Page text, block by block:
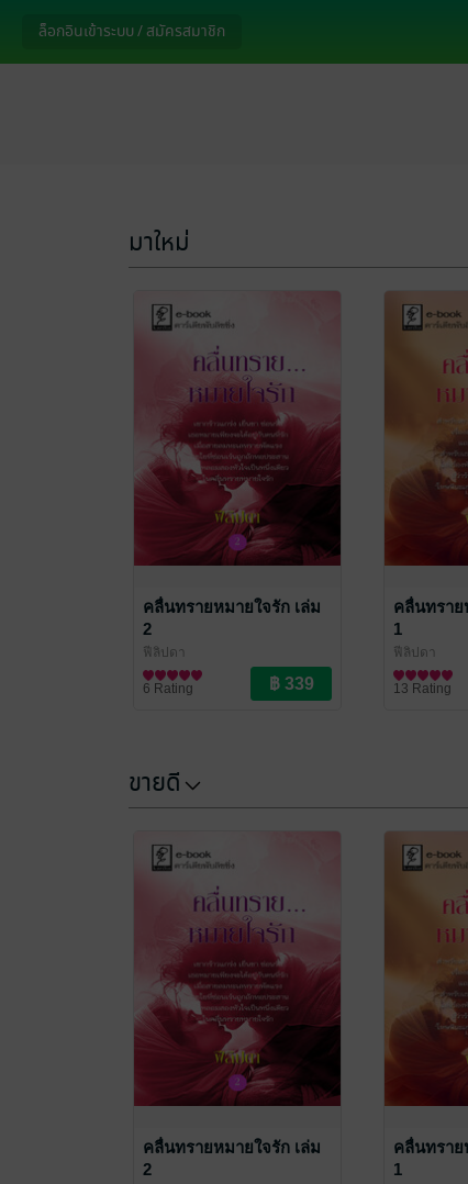
ล็อกอินเข้าระบบ / สมัครสมาชิก
มาใหม่
คลื่นทรายหมายใจรัก เล่ม
2
ฟีลิปดา
นิยายรัก
6 Rating
คลื่นทราย
1
ฟีลิปดา
นิยายรัก
13 Rating
ขายดี
คลื่นทรายหมายใจรัก เล่ม
2
คลื่นทราย
1